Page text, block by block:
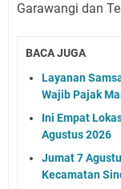
Garawangi dan
BACA JUGA
Layanan
Wajib Pajak
Ini Empat
Agustus 2026
Jumat 7
Kecamatan